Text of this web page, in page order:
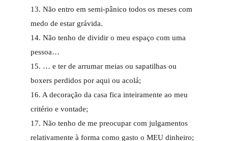
13. Não entro em semi-pânico todos os meses com
medo de estar grávida.
14. Não tenho de dividir o meu espaço com uma
pessoa…
15. … e ter de arrumar meias ou sapatilhas ou
boxers perdidos por aqui ou acolá;
16. A decoração da casa fica inteiramente ao meu
critério e vontade;
17. Não tenho de me preocupar com julgamentos
relativamente à forma como gasto o MEU dinheiro;